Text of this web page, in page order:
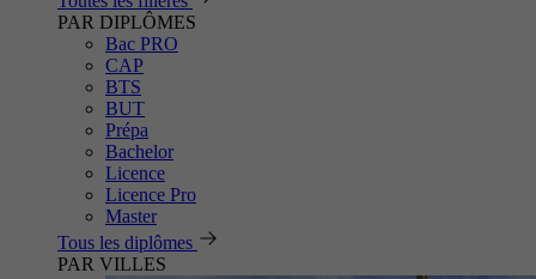
PAR DIPLÔMES
Bac PRO
CAP
BTS
BUT
Prépa
Bachelor
Licence
Licence Pro
Master
Tous les diplômes
PAR VILLES